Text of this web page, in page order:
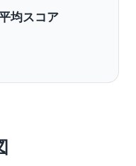
均スコア